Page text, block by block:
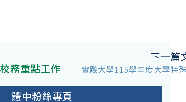
下一篇
實踐大學115學年度大學特
校務重點工作
體中粉絲專頁